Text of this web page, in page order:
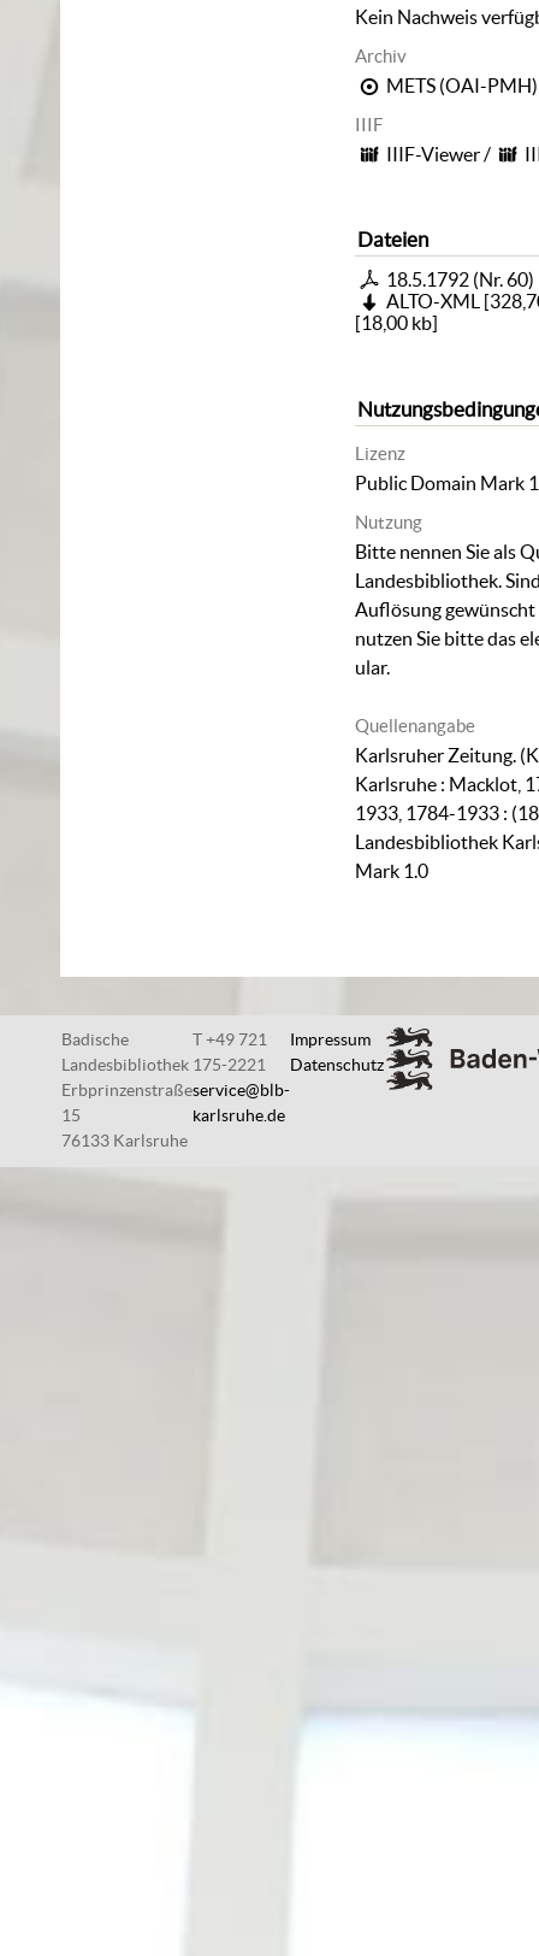
Kein Nachweis
Archiv
METS (OAI-PMH)
IIIF
IIIF-Viewer/
Dateien
18.5.1792 (Nr. 60)
ALTO-XML [
[18,00 kb]
Lizenz
Public Domain Mark
Nutzung
Bitte nennen Sie als
Landesbibliothek.
Auflösung
nutzen Sie bitte das
ular.
Quellenangabe
Karlsruher Zeitung.
Karlsruhe : Macklot,
1933, 1784-1933 :
Landesbibliothek
Mark 1.0
Badische
Landesbibliothek
Erbprinzenstraße
15
76133 Karlsruhe
T +49 721
175-2221
service@blb-
karlsruhe.de
Impressum
Datenschutz